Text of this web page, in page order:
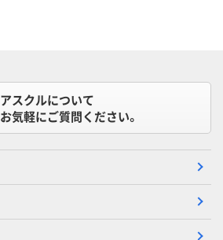
アスクルについて
お気軽にご質問ください。